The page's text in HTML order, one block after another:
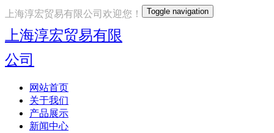
上海淳宏贸易有限公司欢迎您！ Toggle navigation
上海淳宏贸易有限
公司
网站首页
关于我们
产品展示
新闻中心